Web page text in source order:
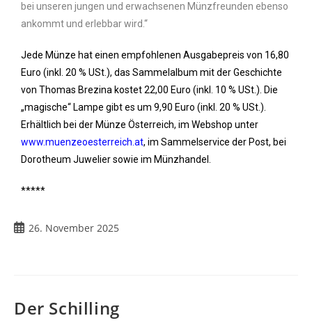
bei unseren jungen und erwachsenen Münzfreunden ebenso
ankommt und erlebbar wird.“
Jede Münze hat einen empfohlenen Ausgabepreis von 16,80
Euro (inkl. 20 % USt.), das Sammelalbum mit der Geschichte
von Thomas Brezina kostet 22,00 Euro (inkl. 10 % USt.). Die
„magische“ Lampe gibt es um 9,90 Euro (inkl. 20 % USt.).
Erhältlich bei der Münze Österreich, im Webshop unter
www.muenzeoesterreich.at, im Sammelservice der Post, bei
Dorotheum Juwelier sowie im Münzhandel.
*****
26. November 2025
Der Schilling